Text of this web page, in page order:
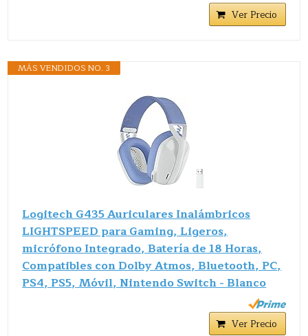
Ver Precio
MÁS VENDIDOS NO. 3
Logitech G435 Auriculares Inalámbricos
LIGHTSPEED para Gaming, Ligeros,
micrófono Integrado, Batería de 18 Horas,
Compatibles con Dolby Atmos, Bluetooth, PC,
PS4, PS5, Móvil, Nintendo Switch - Blanco
Ver Precio